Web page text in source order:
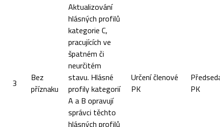
3
Bez
příznaku
Aktualizování
hlásných profilů
kategorie C,
pracujících ve
špatném či
neurčitém
stavu. Hlásné
profily kategorií
A a B opravují
správci těchto
hlásných profilů
Určení členové
PK
PK